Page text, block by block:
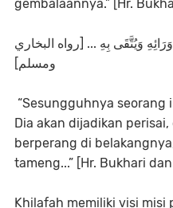
gembalaannya.” [Hr.
وَيُتَّقَى بِهِ ... [رواه البخاري
ومسلم]
“Sesungguhnya seorang
Dia akan dijadikan
berperang di
tameng...” [Hr. Bukhari
Khilafah memiliki visi misi